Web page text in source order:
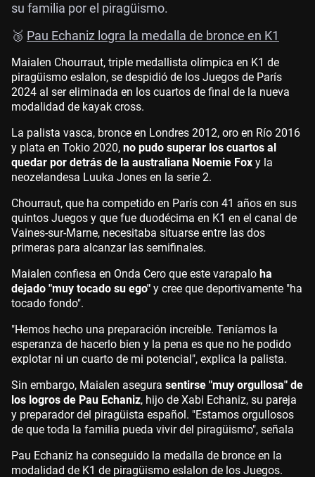
su familia por el piragüismo.
🥉 Pau Echaniz logra la medalla de bronce en K1
Maialen Chourraut, triple medallista olímpica en K1 de
piragüismo eslalon, se despidió de los Juegos de París
2024 al ser eliminada en los cuartos de final de la nueva
modalidad de kayak cross.
La palista vasca, bronce en Londres 2012, oro en Río 2016
y plata en Tokio 2020, no pudo superar los cuartos al
quedar por detrás de la australiana Noemie Fox y la
neozelandesa Luuka Jones en la serie 2.
Chourraut, que ha competido en París con 41 años en sus
quintos Juegos y que fue duodécima en K1 en el canal de
Vaines-sur-Marne, necesitaba situarse entre las dos
primeras para alcanzar las semifinales.
Maialen confiesa en Onda Cero que este varapalo ha
dejado "muy tocado su ego" y cree que deportivamente "ha
tocado fondo".
"Hemos hecho una preparación increíble. Teníamos la
esperanza de hacerlo bien y la pena es que no he podido
explotar ni un cuarto de mi potencial", explica la palista.
Sin embargo, Maialen asegura sentirse "muy orgullosa" de
los logros de Pau Echaniz, hijo de Xabi Echaniz, su pareja
y preparador del piragüista español. "Estamos orgullosos
de que toda la familia pueda vivir del piragüismo", señala
Pau Echaniz ha conseguido la medalla de bronce en la
modalidad de K1 de piragüismo eslalon de los Juegos.